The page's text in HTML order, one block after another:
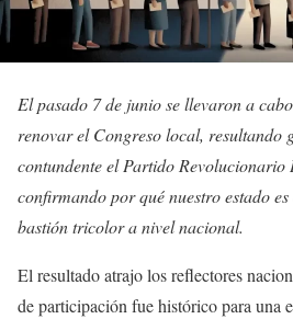
El pasado 7 de junio se llevaron a
renovar el Congreso local, resultando
contundente el Partido
confirmando por qué nuestro estado
bastión tricolor a nivel nacional.
El resultado atrajo los reflectores
de participación fue histórico para una